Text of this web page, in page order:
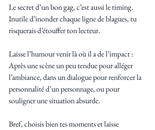
Le secret d’un bon gag, c’est aussi le timing.
Inutile d’inonder chaque ligne de blagues, tu
risquerais d’étouffer ton lecteur.
Laisse l’humour venir là où il a de l’impact :
Après une scène un peu tendue pour alléger
l’ambiance, dans un dialogue pour renforcer la
personnalité d’un personnage, ou pour
souligner une situation absurde.
Bref, choisis bien tes moments et laisse